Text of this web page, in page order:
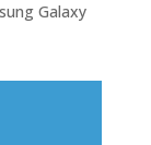
Galaxy